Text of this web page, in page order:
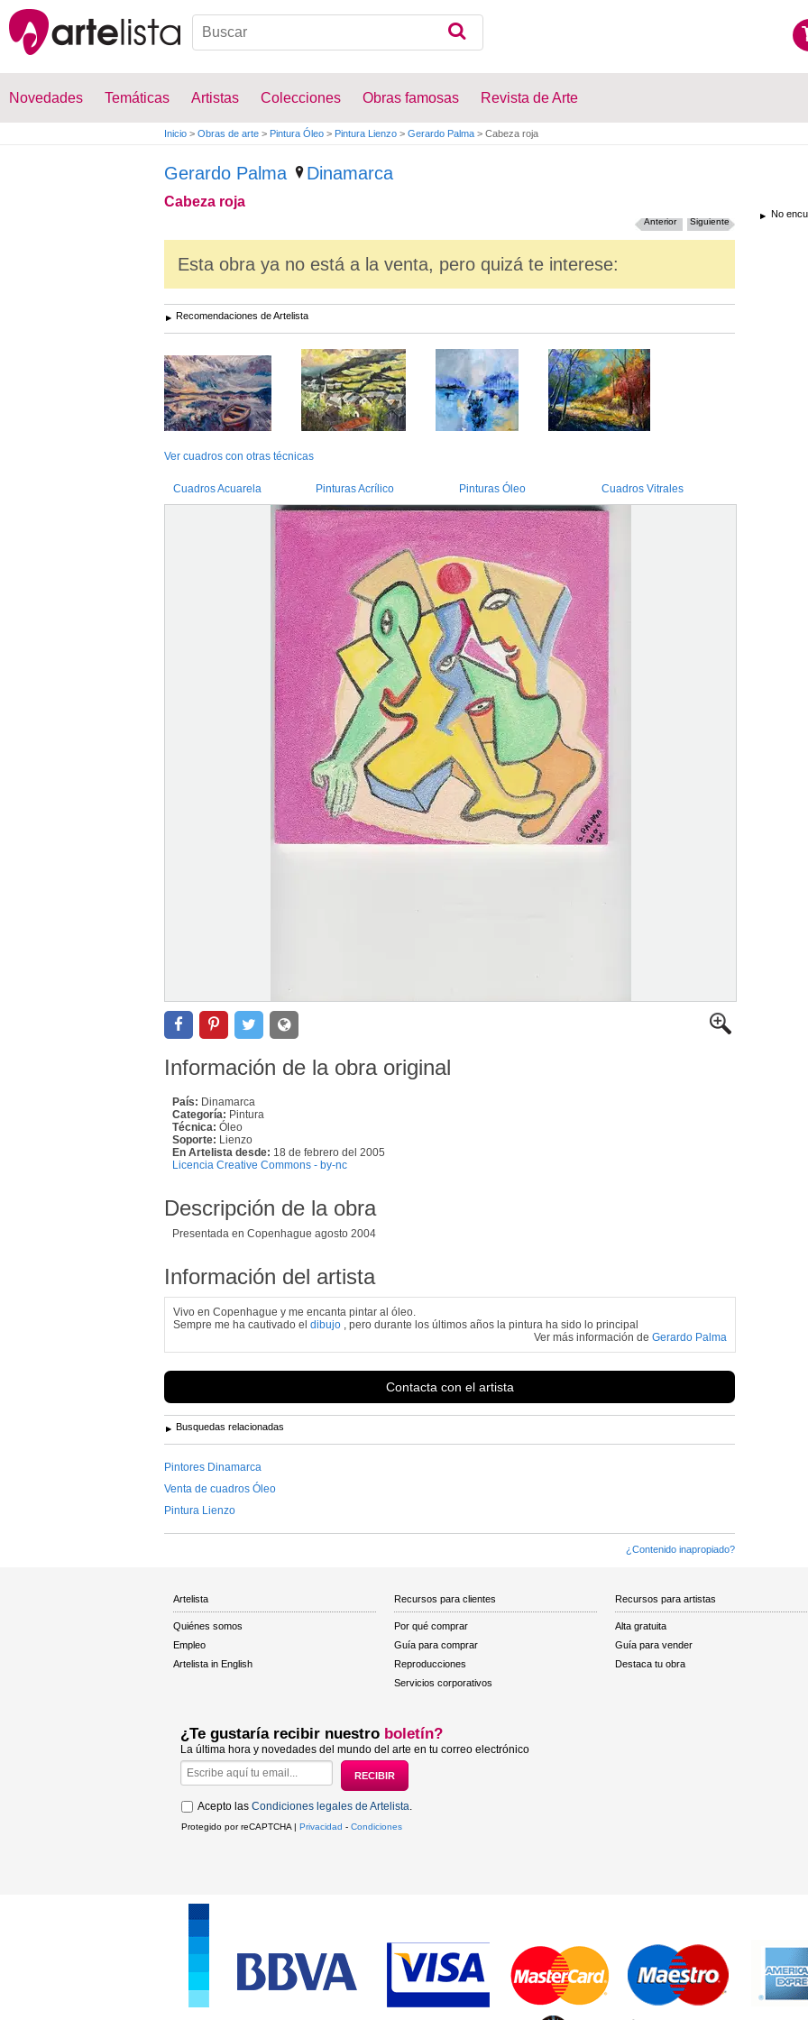
Novedades Temáticas Artistas Colecciones Obras famosas Revista de Arte
Inicio > Obras de arte > Pintura Óleo > Pintura Lienzo > Gerardo Palma > Cabeza roja
Gerardo Palma Dinamarca
Cabeza roja
Siguiente
Anterior
Esta obra ya no está a la venta, pero quizá te interese:
Recomendaciones de Artelista
Ver cuadros con otras técnicas
Cuadros Acuarela Pinturas Acrílico Pinturas Óleo Cuadros Vitrales
Información de la obra original
País: Dinamarca
Categoría: Pintura
Técnica: Óleo
Soporte: Lienzo
En Artelista desde: 18 de febrero del 2005
Licencia Creative Commons - by-nc
Descripción de la obra
Presentada en Copenhague agosto 2004
Información del artista
Vivo en Copenhague y me encanta pintar al óleo.
Sempre me ha cautivado el dibujo , pero durante los últimos años la pintura ha sido lo principal
Ver más información de Gerardo Palma
Contacta con el artista
Busquedas relacionadas
Pintores Dinamarca
Venta de cuadros Óleo
Pintura Lienzo
¿Contenido inapropiado?
No
Artelista
Quiénes somos
Empleo
Artelista in English
Recursos para clientes
Por qué comprar
Guía para comprar
Reproducciones
Servicios corporativos
Recursos para artistas
Alta gratuita
Guía para vender
Destaca tu obra
¿Te gustaría recibir nuestro boletín?
La última hora y novedades del mundo del arte en tu correo electrónico
Acepto las Condiciones legales de Artelista
Protegido por reCAPTCHA | Privacidad - Condiciones